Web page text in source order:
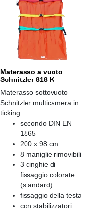
Materasso a vuoto
Schnitzler 818 K
Materasso sottovuoto
Schnitzler multicamera in
ticking
secondo DIN EN
1865
200 x 98 cm
8 maniglie rimovibili
3 cinghie di
fissaggio colorate
(standard)
fissaggio della testa
con stabilizzatori